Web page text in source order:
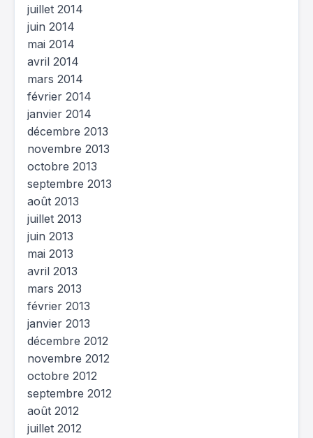
juillet 2014
juin 2014
mai 2014
avril 2014
mars 2014
février 2014
janvier 2014
décembre 2013
novembre 2013
octobre 2013
septembre 2013
août 2013
juillet 2013
juin 2013
mai 2013
avril 2013
mars 2013
février 2013
janvier 2013
décembre 2012
novembre 2012
octobre 2012
septembre 2012
août 2012
juillet 2012